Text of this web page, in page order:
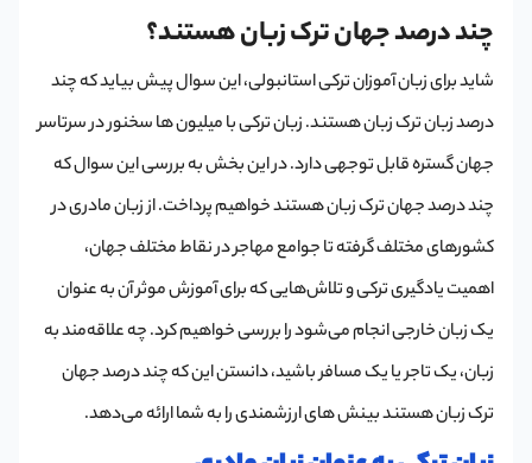
چند درصد جهان ترک زبان هستند؟
شاید برای زبان آموزان ترکی استانبولی، این سوال پیش بیاید که چند
درصد زبان ترک زبان هستند. زبان ترکی با میلیون ها سخنور در سرتاسر
جهان گستره قابل توجهی دارد. در این بخش به بررسی این سوال که
چند درصد جهان ترک زبان هستند خواهیم پرداخت. از زبان مادری در
کشورهای مختلف گرفته تا جوامع مهاجر در نقاط مختلف جهان،
اهمیت یادگیری ترکی و تلاش‌هایی که برای آموزش موثر آن به عنوان
یک زبان خارجی انجام می‌شود را بررسی خواهیم کرد. چه علاقه‌مند به
زبان، یک تاجر یا یک مسافر باشید، دانستن این که چند درصد جهان
ترک زبان هستند بینش‌ های ارزشمندی را به شما ارائه می‌دهد.